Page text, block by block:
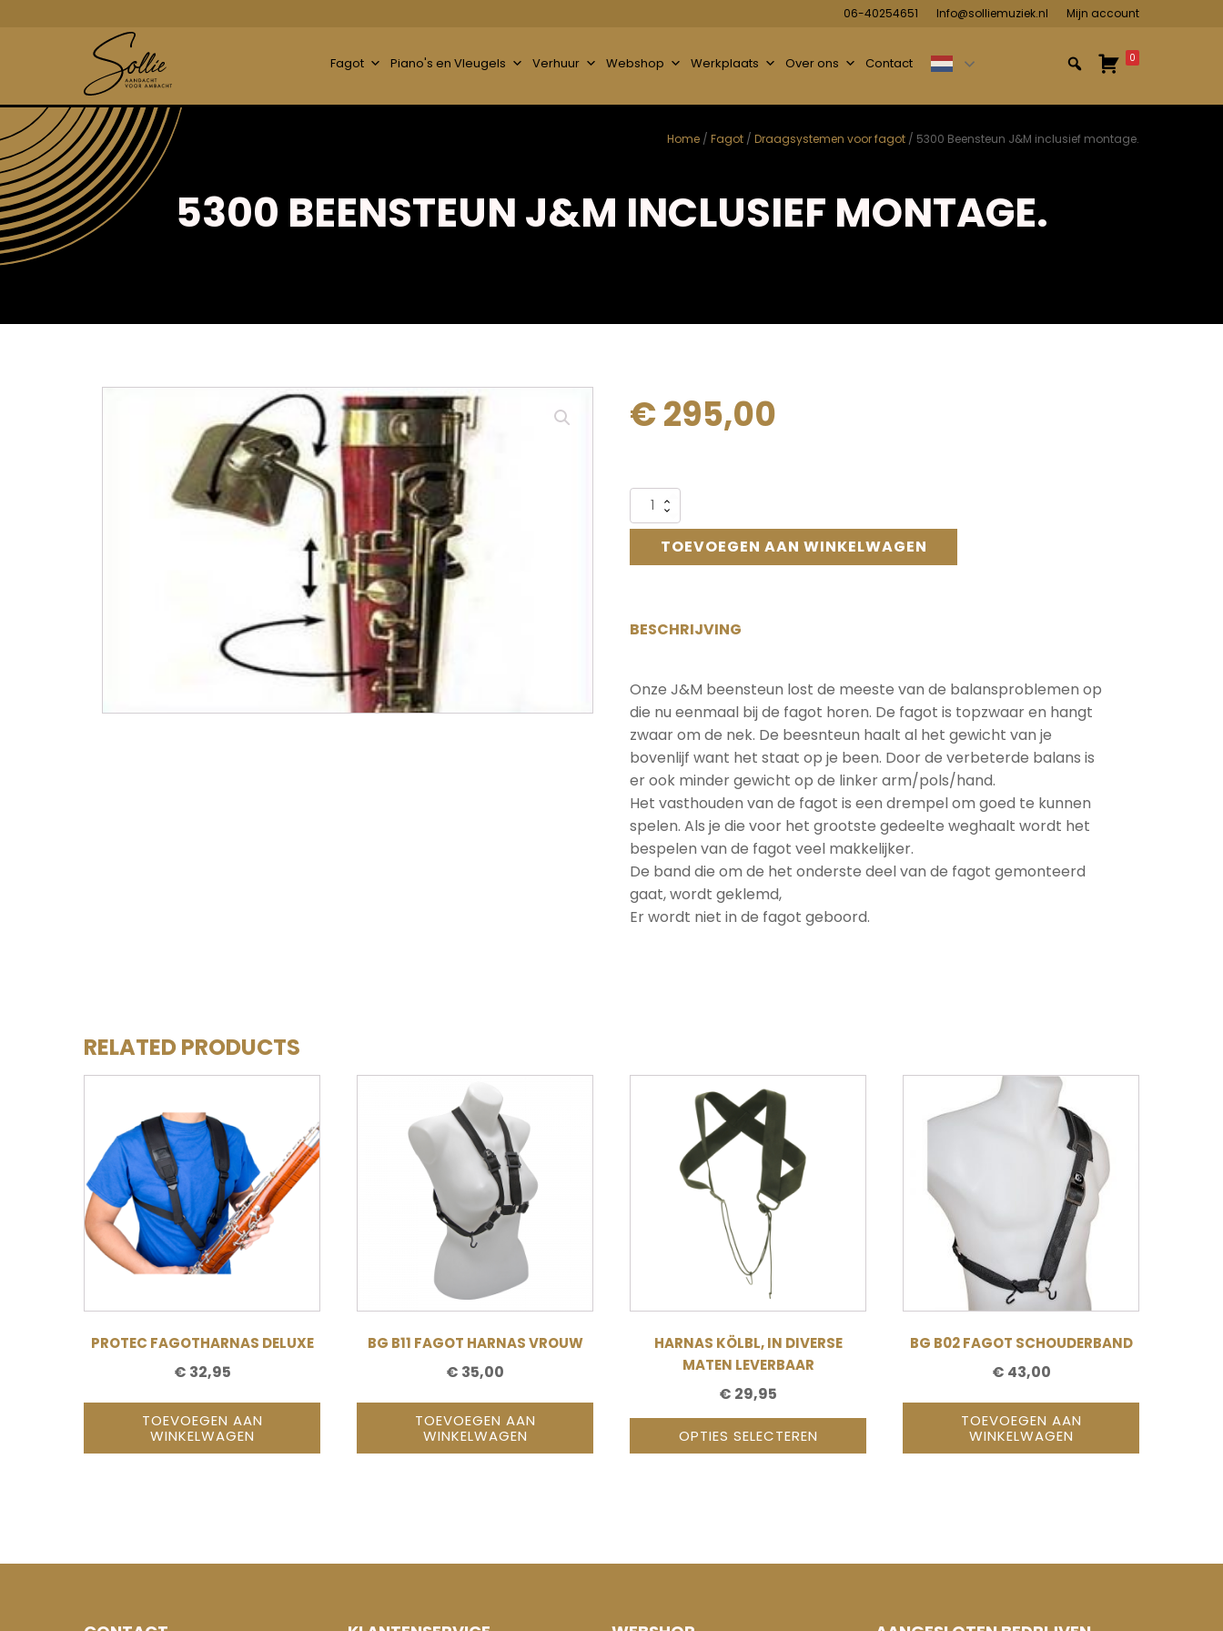
06-40254651 Info@solliemuziek.nl Mijn account
Fagot Piano's en Vleugels Verhuur Webshop Werkplaats Over ons Contact 0
Home / Fagot / Draagsystemen voor fagot / 5300 Beensteun J&M inclusief montage.
5300 BEENSTEUN J&M INCLUSIEF MONTAGE.
€295,00
5300
Beensteun
TOEVOEGEN AAN WINKELWAGEN
Alternative:
BESCHRIJVING
Onze J&M beensteun lost de meeste van de balansproblemen op
die nu eenmaal bij de fagot horen. De fagot is topzwaar en hangt
zwaar om de nek. De beesnteun haalt al het gewicht van je
bovenlijf want het staat op je been. Door de verbeterde balans is
er ook minder gewicht op de linker arm/pols/hand.
Het vasthouden van de fagot is een drempel om goed te kunnen
spelen. Als je die voor het grootste gedeelte weghaalt wordt het
bespelen van de fagot veel makkelijker.
De band die om de het onderste deel van de fagot gemonteerd
gaat, wordt geklemd,
Er wordt niet in de fagot geboord.
RELATED PRODUCTS
PROTEC FAGOTHARNAS DELUXE
€ 32,95
TOEVOEGEN AAN
WINKELWAGEN
BG B11 FAGOT HARNAS VROUW
€ 35,00
TOEVOEGEN AAN
WINKELWAGEN
HARNAS KÖLBL, IN DIVERSE
MATEN LEVERBAAR
€ 29,95
OPTIES SELECTEREN
meerdere
variaties.
productpagina
BG B02 FAGOT SCHOUDERBAND
€ 43,00
TOEVOEGEN AAN
WINKELWAGEN